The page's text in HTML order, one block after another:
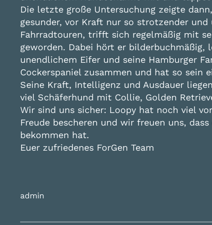
Die letzte große Untersuchung zeigte
gesunder, vor Kraft nur so strotzender
Fahrradtouren, trifft sich regelmäßig mit
geworden. Dabei hört er
unendlichem Eifer und seine Hamburger
Cockerspaniel zusammen und hat so sein
Seine Kraft, Intelligenz und Ausdauer
viel Schäferhund mit Collie, Golden
Wir sind uns sicher: Loopy hat noch viel
Freude bescheren und wir freuen uns,
bekommen hat.
Euer zufriedenes ForGen Team
admin